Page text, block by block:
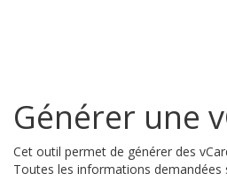
Générer une
Cet outil permet de générer des
Toutes les informations demandées